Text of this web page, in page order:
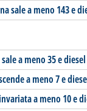
sale a meno 143 e
a meno 35 e
a meno 7 e
a meno 10 e